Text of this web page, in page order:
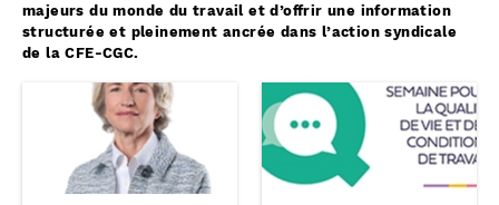
majeurs du monde du travail et d’offrir une information
structurée et pleinement ancrée dans l’action syndicale
de la CFE-CGC.